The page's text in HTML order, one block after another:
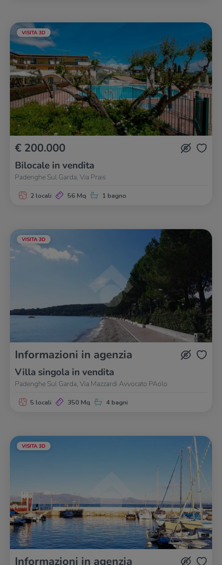
VISITA 3D
€ 200.000
Bilocale in vendita
Padenghe Sul Garda, Via Prais
2 locali 56 Mq 1 bagno
VISITA 3D
Informazioni in agenzia
Villa singola in vendita
Padenghe Sul Garda, Via Mazzardi Avvocato PAolo
5 locali 350 Mq 4 bagni
VISITA 3D
Informazioni in agenzia